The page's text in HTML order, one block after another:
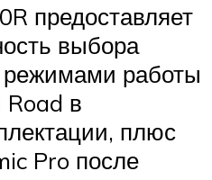
предоставляет
выбора
работы
Road в
плюс
Pro после